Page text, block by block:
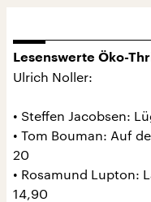
Lesenswerte Öko-
Ulrich Noller:
• Steffen Jacobsen:
• Tom Bouman: Auf
20
• Rosamund Lupton:
14,90